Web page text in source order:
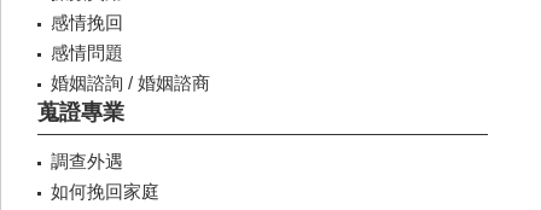
感情挽回
感情問題
婚姻諮詢 / 婚姻諮商
蒐證專業
調查外遇
如何挽回家庭